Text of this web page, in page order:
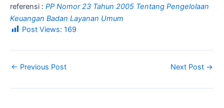
referensi : PP Nomor 23 Tahun 2005 Tentang Pengelolaan
Keuangan Badan Layanan Umum
Post Views: 169
← Previous Post Next Post →